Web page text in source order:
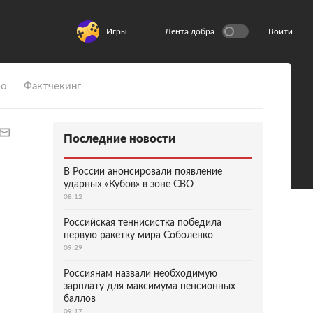
Игры Лента добра Войти
Фактчекинг
Последние новости
В России анонсировали появление
ударных «Кубов» в зоне СВО
08:12
Российская теннисистка победила
первую ракетку мира Соболенко
09:29
Россиянам назвали необходимую
зарплату для максимума пенсионных
баллов
09:17